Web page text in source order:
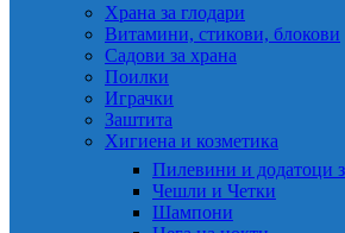
Храна за глодари
Витамини, стикови, блокови
Садови за храна
Поилки
Играчки
Заштита
Хигиена и козметика
Пилевини и додатоци
Чешли и Четки
Шампони